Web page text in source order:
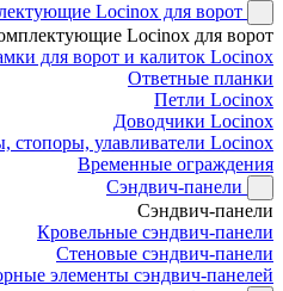
Locinox для ворот
Locinox для ворот
для ворот и калиток Locinox
Ответные планки
Петли Locinox
Доводчики Locinox
стопоры, улавливатели Locinox
Временные ограждения
Сэндвич-панели
Сэндвич-панели
Кровельные сэндвич-панели
Стеновые сэндвич-панели
элементы сэндвич-панелей